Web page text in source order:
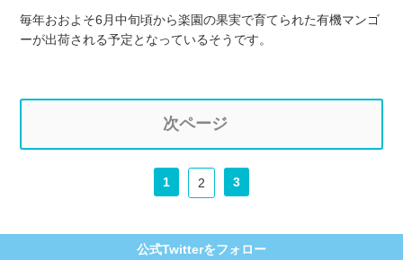
毎年おおよそ6月中旬頃から楽園の果実で育てられた有機マンゴ
ーが出荷される予定となっているそうです。
次ページ
1 2 3
公式Twitterをフォロー